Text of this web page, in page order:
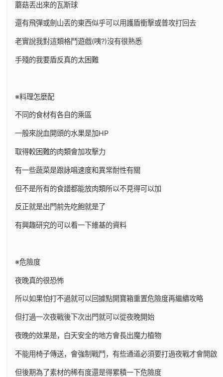
蘑菇丟出來的瓦斯球
還有飛彈或劍山丟的東西似乎可以用護盾衝擊或普攻打回去
老實說我對這類格鬥遊戲(咦?)沒有很熟悉
手殘的我要盾反真的太困難
※料理怎麼配
不同的食材有各自的乘區
一般來說血開頭的水果是加HP
取得較困難的肉類會加攻擊力
有一些蔬菜是跟詠唱速度和異常耐性有關
但不是所有的食譜都能放肉類所以不見得可以加
反正就是出門前先吃飽就是了
有興趣研究的可以看一下維基的資料
※危險度
夜晚真的很恐怖
所以如果怕打不過就可以回據點開寶箱重置危險度再繼續攻略
但打過一次夜戰後下次出門就可以從夜晚開始
夜晚的效果是，白天安全的地方會長出魔力植物
不能用椅子傳送，會強制戰鬥，有些通道必須要打過夜戰才會開啟
但後期為了素材的稀有度還是得累積一下危險度